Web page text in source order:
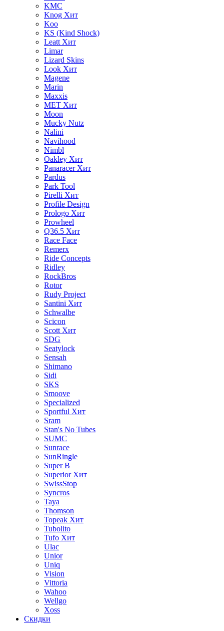
KMC
Knog Хит
Koo
KS (Kind Shock)
Leatt Хит
Limar
Lizard Skins
Look Хит
Magene
Marin
Maxxis
MET Хит
Moon
Mucky Nutz
Nalini
Navihood
Nimbl
Oakley Хит
Panaracer Хит
Pardus
Park Tool
Pirelli Хит
Profile Design
Prologo Хит
Prowheel
Q36.5 Хит
Race Face
Remerx
Ride Concepts
Ridley
RockBros
Rotor
Rudy Project
Santini Хит
Schwalbe
Scicon
Scott Хит
SDG
Seatylock
Sensah
Shimano
Sidi
SKS
Smoove
Specialized
Sportful Хит
Sram
Stan's No Tubes
SUMC
Sunrace
SunRingle
Super B
Superior Хит
SwissStop
Syncros
Taya
Thomson
Topeak Хит
Tubolito
Tufo Хит
Ulac
Unior
Uniq
Vision
Vittoria
Wahoo
Wellgo
Xoss
Скидки